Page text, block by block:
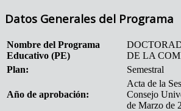
Datos Generales del Programa
Nombre del Programa
Educativo (PE)
DE LA
Plan:
Semestral
Año de aprobación:
Acta de la
Consejo
de Marzo de